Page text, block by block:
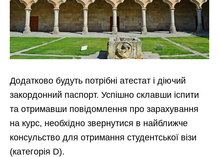
Додатково будуть потрібні атестат і діючий
закордонний паспорт. Успішно склавши іспити
та отримавши повідомлення про зарахування
на курс, необхідно звернутися в найближче
консульство для отримання студентської візи
(категорія D).